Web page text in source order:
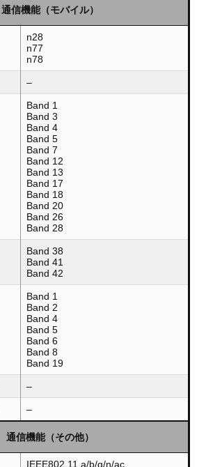
通信機能（モバイル）
n28
n77
n78
–
Band 1
Band 3
Band 4
Band 5
Band 7
Band 12
Band 13
Band 17
Band 18
Band 20
Band 26
Band 28
Band 38
Band 41
Band 42
Band 1
Band 2
Band 4
Band 5
Band 6
Band 8
Band 19
–
–
通信機能（その他）
IEEE802.11 a/b/g/n/ac